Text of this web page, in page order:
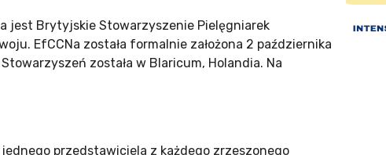
jest Brytyjskie Stowarzyszenie Pielęgniarek
EfCCNa została formalnie założona 2 października
została w Blaricum, Holandia. Na
przedstawiciela z każdego zrzeszonego